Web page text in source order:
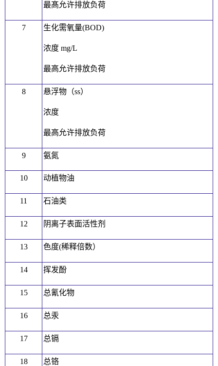
最髙允许排放负荷
7 生化需氧量(BOD)
浓度 mg/L
最高允许排放负荷
8 悬浮物（ss）
浓度
最高允许排放负荷
9 氨氮
10 动植物油
11 石油类
12 阴离子表面活性剂
13 色度(稀释倍数）
14 挥发酚
15 总氰化物
16 总汞
17 总镉
18 总铬